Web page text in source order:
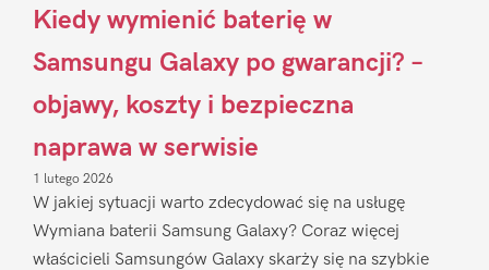
Kiedy wymienić baterię w
Samsungu Galaxy po gwarancji? –
objawy, koszty i bezpieczna
naprawa w serwisie
1 lutego 2026
W jakiej sytuacji warto zdecydować się na usługę
Wymiana baterii Samsung Galaxy? Coraz więcej
właścicieli Samsungów Galaxy skarży się na szybkie